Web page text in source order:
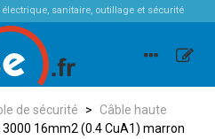
sanitaire, outillage et sécurité
de sécurité >
Câble haute
3000 16mm2 (0.4 CuA1) marron